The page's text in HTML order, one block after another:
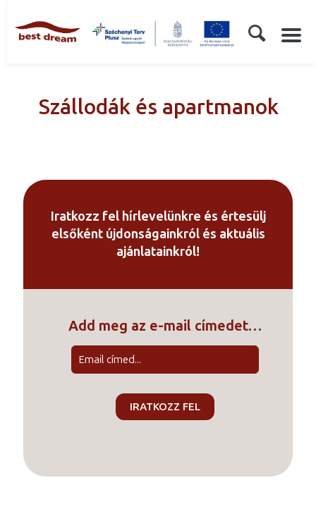
Szállodák és apartmanok
Iratkozz fel hírlevelünkre és értesülj
elsőként újdonságainkról és aktuális
ajánlatainkról!
Add meg az e-mail címedet…